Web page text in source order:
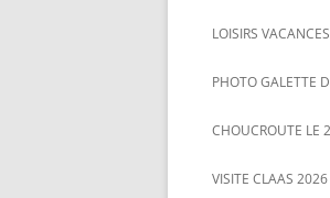
LOISIRS
PHOTO GALETTE
CHOUCROUTE LE
VISITE CLAAS